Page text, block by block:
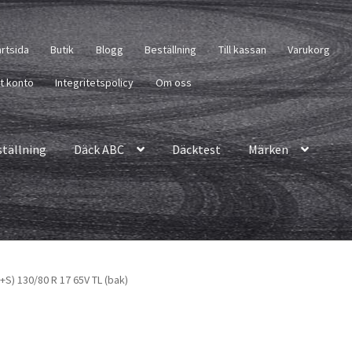
Butik Blogg Beställning Till kassan Varukorg
konto Integritetspolicy Om oss
Däck ABC Däcktest Märken
130/80 R 17 65V TL (bak)